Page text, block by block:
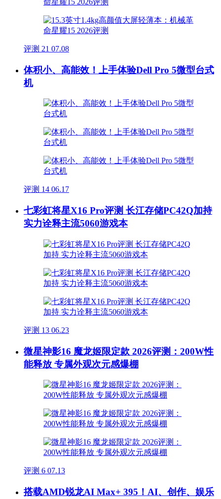
评测 21 07.08
体积小、高能效！上手体验Dell Pro 5微型台式
机
评测 14 06.17
七彩虹将星X16 Pro评测 长江存储PC42Q加持
实力诠释主流5060游戏本
评测 13 06.23
微星神影16 魔龙姬限定款 2026评测：200W性
能释放 专属外观次元感爆棚
评测 6 07.13
搭载AMD锐龙AI Max+ 395！AI、创作、娱乐